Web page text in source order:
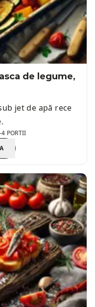
de legume,
jet de apă rece
-4 PORTII